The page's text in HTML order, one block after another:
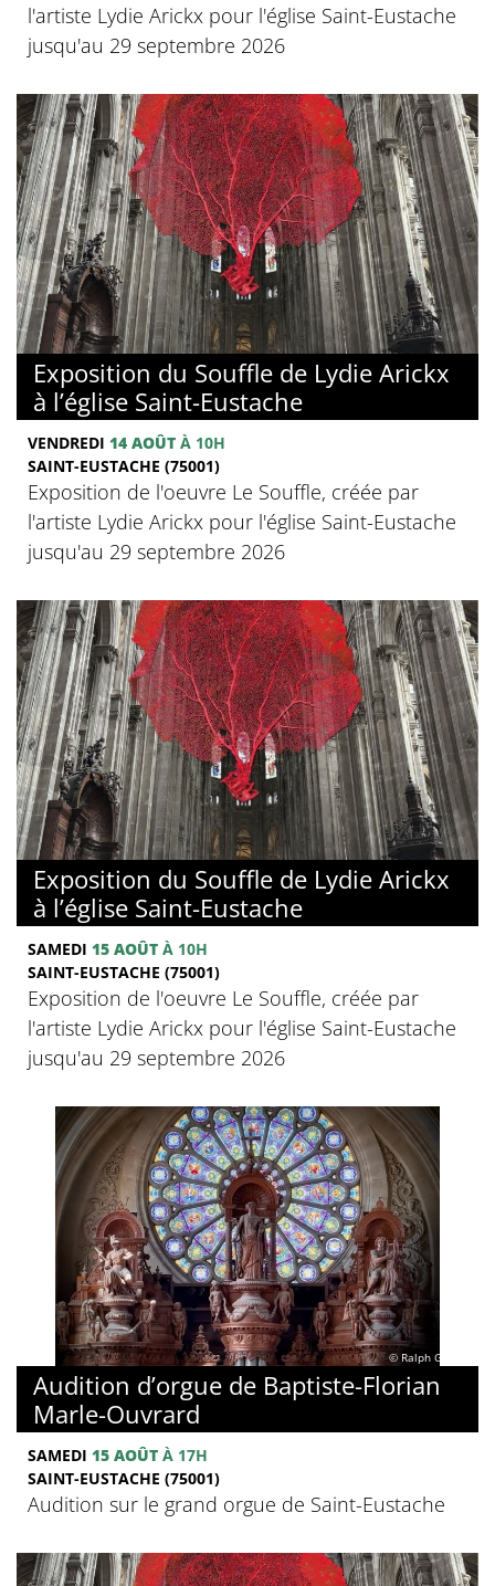
l'artiste Lydie Arickx pour l'église Saint-Eustache
jusqu'au 29 septembre 2026
Exposition du Souffle de Lydie Arickx
à l’église Saint-Eustache
VENDREDI 14 AOÛT À 10H
SAINT-EUSTACHE (75001)
Exposition de l'oeuvre Le Souffle, créée par
l'artiste Lydie Arickx pour l'église Saint-Eustache
jusqu'au 29 septembre 2026
Exposition du Souffle de Lydie Arickx
à l’église Saint-Eustache
SAMEDI 15 AOÛT À 10H
SAINT-EUSTACHE (75001)
Exposition de l'oeuvre Le Souffle, créée par
l'artiste Lydie Arickx pour l'église Saint-Eustache
jusqu'au 29 septembre 2026
© Ralph Ghobril
Audition d’orgue de Baptiste-Florian
Marle-Ouvrard
SAMEDI 15 AOÛT À 17H
SAINT-EUSTACHE (75001)
Audition sur le grand orgue de Saint-Eustache